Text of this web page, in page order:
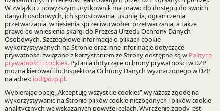
Bądź na bieżąco z DZP
O Kancelarii